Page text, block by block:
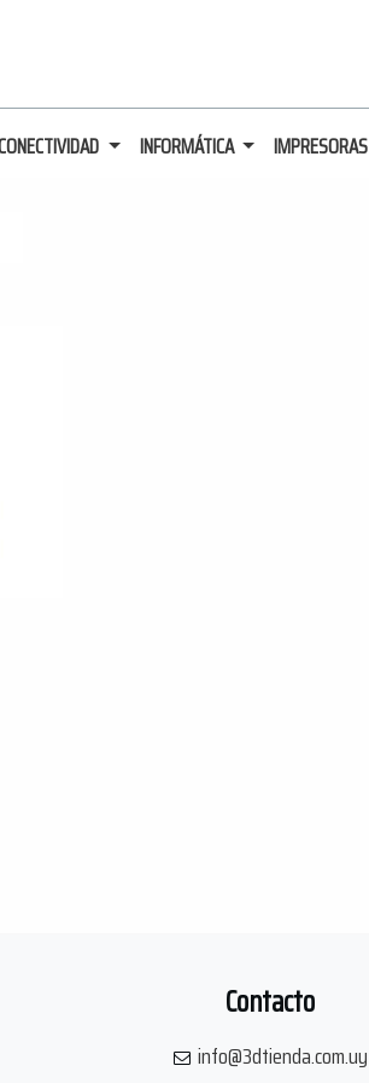
INFORMÁTICA IMPRESORAS
Contacto
info@3dtienda.com.uy